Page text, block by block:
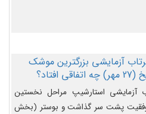
آزمایشی بزرگترین موشک
افتاد؟
آزمایشی استارشیپ مراحل نخستین
موفقیت پشت سر گذاشت و بوستر (بخش